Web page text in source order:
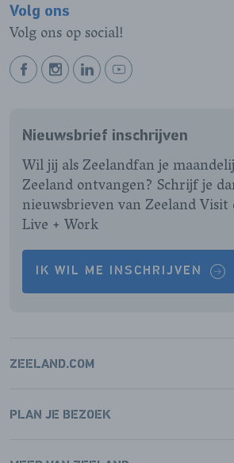
Volg ons
Volg ons op social!
BEKIJK
PAGINA
BEKIJK
PAGINA
BEKIJK
PAGINA
BEKIJK
PAGINA
Nieuwsbrief inschrijven
Wil jij als Zeelandfan je
Zeeland ontvangen? Schrijf je
nieuwsbrieven van Zeeland
Live + Work
IK WIL ME INSCHRIJVEN
ZEELAND.COM
PLAN JE BEZOEK